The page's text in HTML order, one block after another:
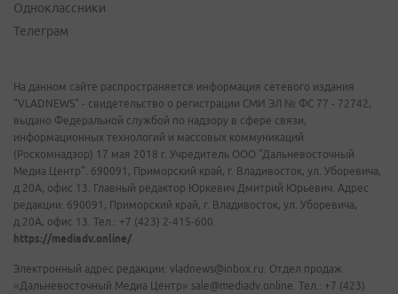
Одноклассники
Телеграм
На данном сайте распространяется информация сетевого издания
"VLADNEWS" - свидетельство о регистрации СМИ ЭЛ № ФС 77 - 72742,
выдано Федеральной службой по надзору в сфере связи,
информационных технологий и массовых коммуникаций
(Роскомнадзор) 17 мая 2018 г. Учредитель ООО "Дальневосточный
Медиа Центр". 690091, Приморский край, г. Владивосток, ул. Уборевича,
д.20А, офис 13. Главный редактор Юркевич Дмитрий Юрьевич. Адрес
редакции: 690091, Приморский край, г. Владивосток, ул. Уборевича,
д.20А, офис 13. Тел.: +7 (423) 2-415-600.
https://mediadv.online/
Электронный адрес редакции: vladnews@inbox.ru. Отдел продаж
«Дальневосточный Медиа Центр» sale@mediadv.online. Тел.: +7 (423)